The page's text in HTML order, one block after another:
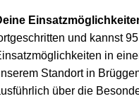
und kannst
in
Standort in
über die